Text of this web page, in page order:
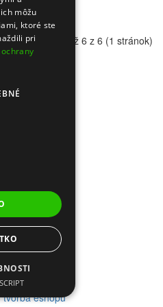
Zobrazené 1 až 6 z 6 (1 stránok)
tvorba eshopu
môžu
ktoré ste
pri